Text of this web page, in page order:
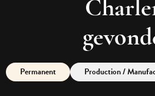
Permanent Production /